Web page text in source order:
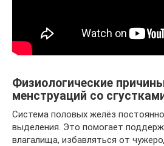
Физиологические
менструаций со
Система половых желёз
выделения. Это помогает
влагалища, избавляться от